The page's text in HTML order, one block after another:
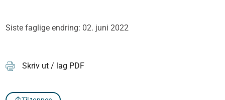
Siste faglige endring: 02. juni 2022
Skriv ut / lag PDF